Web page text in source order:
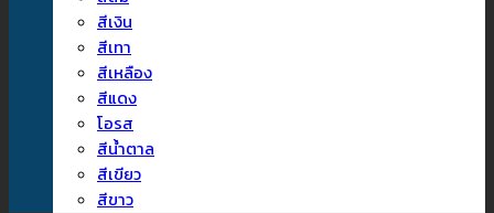
สีเงิน
สีเทา
สีเหลือง
สีแดง
โอรส
สีน้ำตาล
สีเขียว
สีขาว